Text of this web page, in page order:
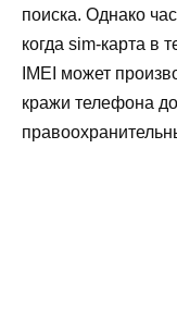
поиска. Однако
когда sim-карта в
IMEI может
кражи телефона